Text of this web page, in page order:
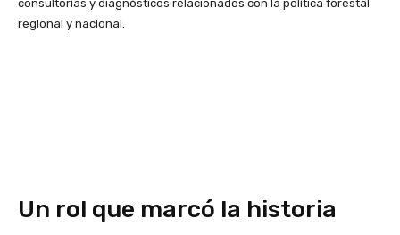
consultorías y diagnósticos relacionados con la política forestal
regional y nacional.
Un rol que marcó la historia